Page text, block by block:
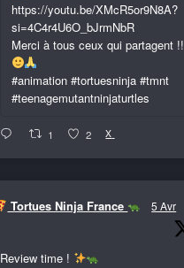
https://youtu.be/XMcR5or9N8A?
si=4C4r4U6O_bJrmNbR
Merci à tous ceux qui partagent !!
#animation #tortuesninja #tmnt
#teenagemutantninjaturtles
1 2 X
Tortues Ninja France 5 Avr
Review time !